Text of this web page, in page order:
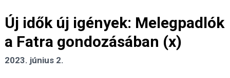
Új idők új igények: Melegpadlók
a Fatra gondozásában (x)
2023. június 2.